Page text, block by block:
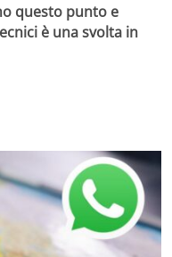
questo punto e
è una svolta in